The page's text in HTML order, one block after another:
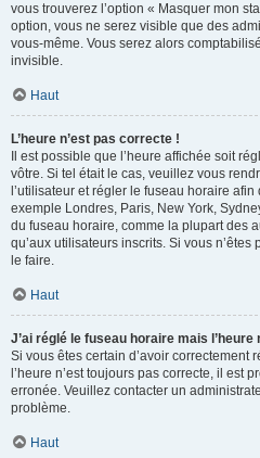
vous trouverez l’option « Masquer mon
option, vous ne serez visible que des
vous-même. Vous serez alors
invisible.
Haut
L’heure n’est pas correcte !
Il est possible que l’heure affichée soit
vôtre. Si tel était le cas, veuillez vous
l’utilisateur et régler le fuseau horaire
exemple Londres, Paris, New York,
du fuseau horaire, comme la plupart des
qu’aux utilisateurs inscrits. Si vous n’êtes
le faire.
Haut
J’ai réglé le fuseau horaire mais
Si vous êtes certain d’avoir correctement
l’heure n’est toujours pas correcte, il est
erronée. Veuillez contacter un
problème.
Haut